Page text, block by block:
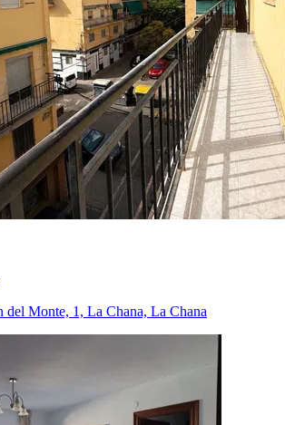
del Monte, 1, La Chana, La Chana